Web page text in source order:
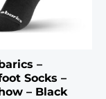
–
Socks –
– Black